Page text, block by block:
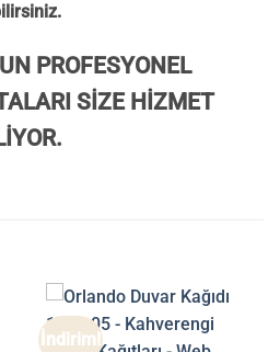
PROFESYONEL
SİZE HİZMET
İndirim!